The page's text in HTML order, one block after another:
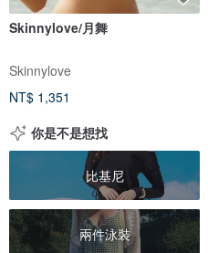
Skinnylove/月舞
Skinnylove
NT$ 1,351
你是不是想找
比基尼
兩件泳裝